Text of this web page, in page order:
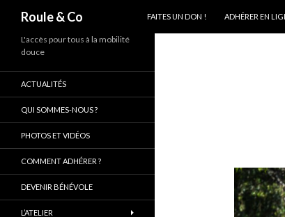
Roule & Co
FAITES UN DON !
ADHÉRER EN
L'accès pour tous à la mobilité
douce
ACTUALITÉS
QUI SOMMES-NOUS ?
PHOTOS ET VIDÉOS
COMMENT ADHÉRER ?
DEVENIR BÉNÉVOLE
L’ATELIER